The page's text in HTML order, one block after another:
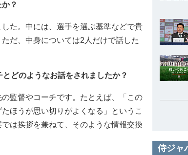
？
た。中には、選手を選ぶ基準などで貴
だ、中身については2人だけで話した
どのようなお話をされましたか？
監督やコーチです。たとえば、「この
ほうが思い切りがよくなる」というこ
は挨拶を兼ねて、そのような情報交換
侍ジャ